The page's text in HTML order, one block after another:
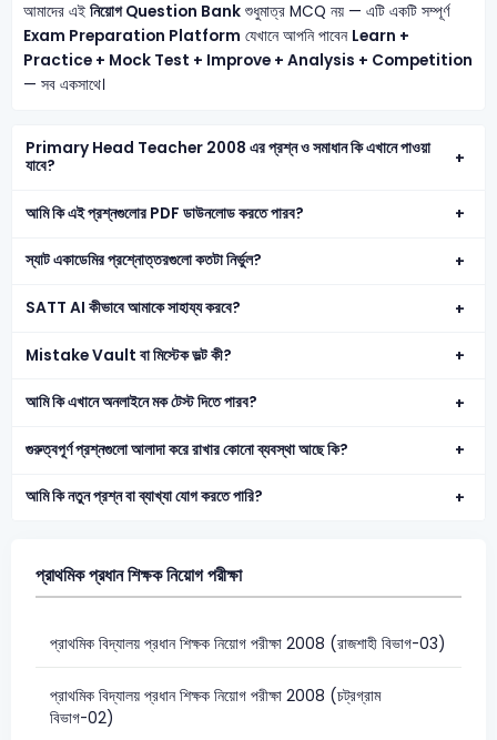
আমাদের এই নিয়োগ Question Bankশুধুমাত্র MCQ নয় — এটি একটি সম্পূর্ণ
Exam Preparation Platform যেখানে আপনি পাবেন Learn +
Practice + Mock Test + Improve + Analysis + Competition
— সব একসাথে।
Primary Head Teacher 2008 এর প্রশ্ন ও সমাধান কি এখানে পাওয়া
যাবে?
আমি কি এই প্রশ্নগুলোর PDF ডাউনলোড করতে পারব?
স্যাট একাডেমির প্রশ্নোত্তরগুলো কতটা নির্ভুল?
SATT AI কীভাবে আমাকে সাহায্য করবে?
Mistake Vault বা মিস্টেক ভল্ট কী?
আমি কি এখানে অনলাইনে মক টেস্ট দিতে পারব?
গুরুত্বপূর্ণ প্রশ্নগুলো আলাদা করে রাখার কোনো ব্যবস্থা আছে কি?
আমি কি নতুন প্রশ্ন বা ব্যাখ্যা যোগ করতে পারি?
প্রাথমিক প্রধান শিক্ষক নিয়োগ পরীক্ষা
প্রাথমিক বিদ্যালয় প্রধান শিক্ষক নিয়োগ পরীক্ষা 2008 (রাজশাহী বিভাগ-03)
প্রাথমিক বিদ্যালয় প্রধান শিক্ষক নিয়োগ পরীক্ষা 2008 (চট্রগ্রাম
বিভাগ-02)